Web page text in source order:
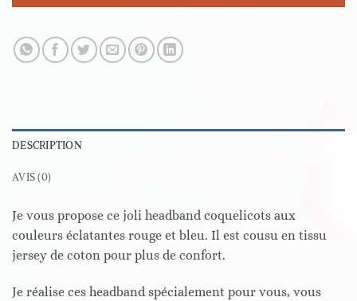
DESCRIPTION
AVIS (0)
Je vous propose ce joli headband coquelicots aux
couleurs éclatantes rouge et bleu. Il est cousu en tissu
jersey de coton pour plus de confort.
Je réalise ces headband spécialement pour vous, vous